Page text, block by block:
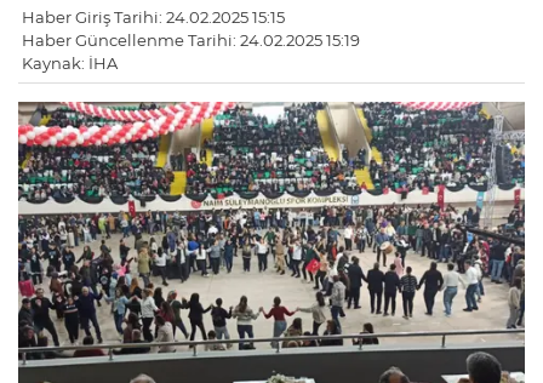
Haber Giriş Tarihi: 24.02.2025 15:15
Haber Güncellenme Tarihi: 24.02.2025 15:19
Kaynak: İHA